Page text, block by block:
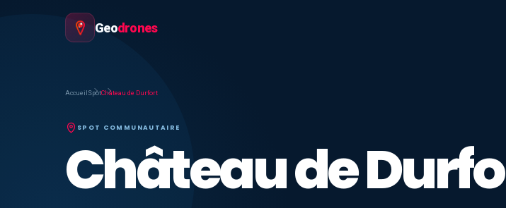
Geodrones
Accueil SpotChâteau de Durfort
SPOT COMMUNAUTAIRE
Château de